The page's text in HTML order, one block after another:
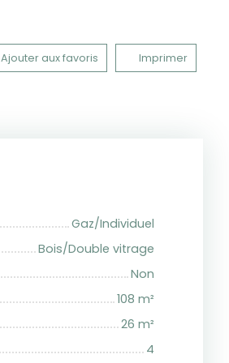
Ajouter aux favoris Imprimer
Gaz/Individuel
Bois/Double vitrage
Non
108 m²
26 m²
4